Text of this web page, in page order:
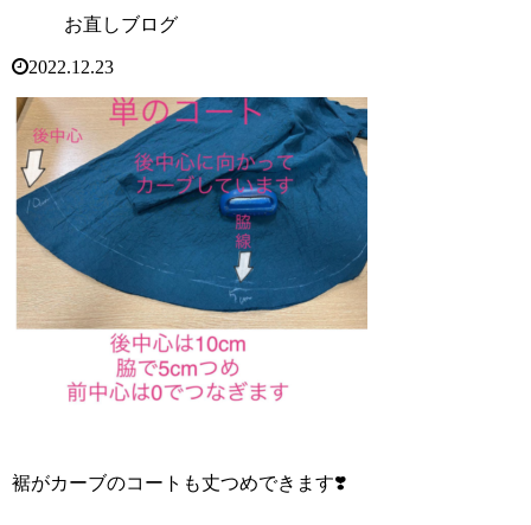
お直しブログ
2022.12.23
裾がカーブのコートも丈つめできます❣️